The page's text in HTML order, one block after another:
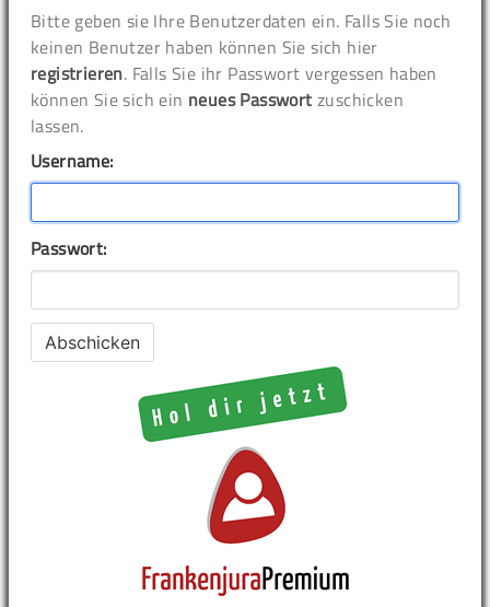
Bitte geben sie Ihre Benutzerdaten ein. Falls Sie noch
keinen Benutzer haben können Sie sich hier
registrieren. Falls Sie ihr Passwort vergessen haben
können Sie sich ein neues Passwort zuschicken
lassen.
Username:
Passwort: